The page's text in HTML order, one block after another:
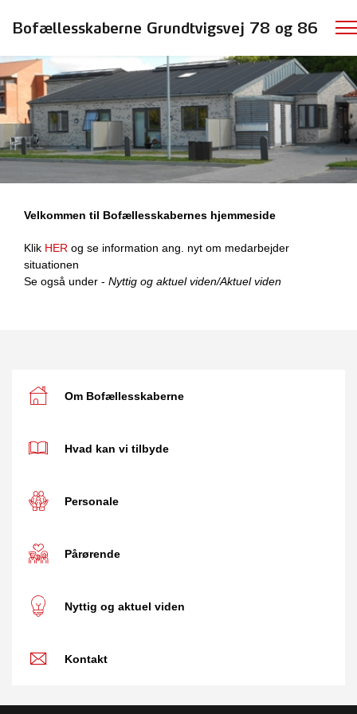
Bofællesskaberne Grundtvigsvej 78 og 86
Velkommen til Bofællesskabernes hjemmeside
Klik HER og se information ang. nyt om medarbejder
situationen
Se også under - Nyttig og aktuel viden/Aktuel viden
Om Bofællesskaberne
Hvad kan vi tilbyde
Personale
Pårørende
Nyttig og aktuel viden
Kontakt